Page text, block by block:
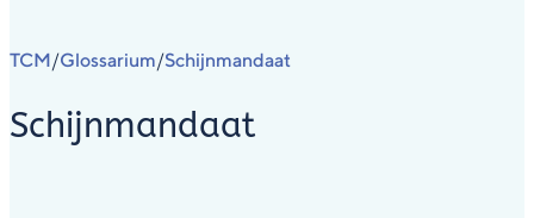
TCM/Glossarium/Schijnmandaat
Schijnmandaat